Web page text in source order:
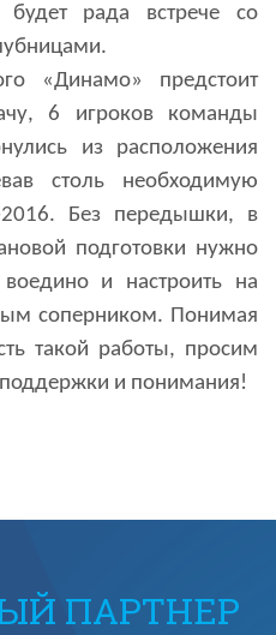
будет рада встрече со
«Динамо» предстоит
6 игроков команды
из расположения
столь необходимую
Без передышки, в
подготовки нужно
и настроить на
соперником. Понимая
такой работы, просим
и понимания!
ПАРТНЕР